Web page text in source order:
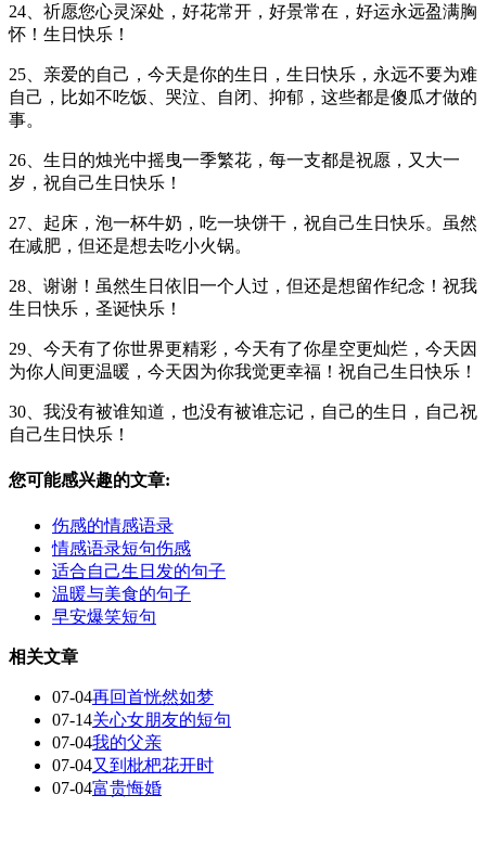
24、祈愿您心灵深处，好花常开，好景常在，好运永远盈满胸
怀！生日快乐！
25、亲爱的自己，今天是你的生日，生日快乐，永远不要为难
自己，比如不吃饭、哭泣、自闭、抑郁，这些都是傻瓜才做的
事。
26、生日的烛光中摇曳一季繁花，每一支都是祝愿，又大一
岁，祝自己生日快乐！
27、起床，泡一杯牛奶，吃一块饼干，祝自己生日快乐。虽然
在减肥，但还是想去吃小火锅。
28、谢谢！虽然生日依旧一个人过，但还是想留作纪念！祝我
生日快乐，圣诞快乐！
29、今天有了你世界更精彩，今天有了你星空更灿烂，今天因
为你人间更温暖，今天因为你我觉更幸福！祝自己生日快乐！
30、我没有被谁知道，也没有被谁忘记，自己的生日，自己祝
自己生日快乐！
您可能感兴趣的文章:
伤感的情感语录
情感语录短句伤感
适合自己生日发的句子
温暖与美食的句子
早安爆笑短句
相关文章
07-04再回首恍然如梦
07-14关心女朋友的短句
07-04我的父亲
07-04又到枇杷花开时
07-04富贵悔婚